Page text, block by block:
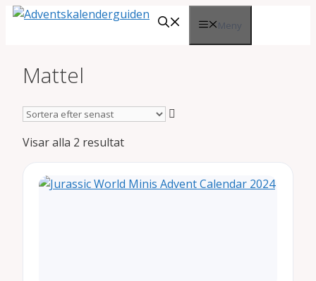
Hoppa
Meny
Mattel
Visar alla 2 resultatSortera